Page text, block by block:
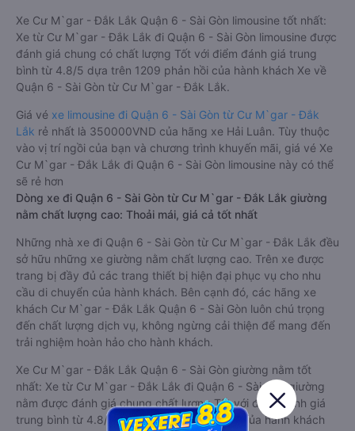
Xe Cư M`gar - Đắk Lắk Quận 6 - Sài Gòn limousine tốt nhất:
Xe từ Cư M`gar - Đắk Lắk đi Quận 6 - Sài Gòn limousine được
đánh giá chung có chất lượng Tốt với điểm đánh giá trung
bình từ 4.8/5 dựa trên 1209 phản hồi của hành khách Xe về
Quận 6 - Sài Gòn từ Cư M`gar - Đắk Lắk.
Giá vé xe limousine đi Quận 6 - Sài Gòn từ Cư M`gar - Đắk
Lắk rẻ nhất là 350000VND của hãng xe Hải Luân. Tùy thuộc
vào vị trí ngồi của bạn và chương trình khuyến mãi, giá vé Xe
Cư M`gar - Đắk Lắk đi Quận 6 - Sài Gòn limousine này có thể
sẽ rẻ hơn
Dòng xe đi Quận 6 - Sài Gòn từ Cư M`gar - Đắk Lắk giường
nằm chất lượng cao: Thoải mái, giá cả tốt nhất
Những nhà xe đi Quận 6 - Sài Gòn từ Cư M`gar - Đắk Lắk đều
sở hữu những xe giường nằm chất lượng cao. Trên xe được
trang bị đầy đủ các trang thiết bị hiện đại phục vụ cho nhu
cầu di chuyển của hành khách. Bên cạnh đó, các hãng xe
khách Cư M`gar - Đắk Lắk Quận 6 - Sài Gòn luôn chú trọng
đến chất lượng dịch vụ, không ngừng cải thiện để mang đến
trải nghiệm hoàn hảo cho hành khách.
Xe Cư M`gar - Đắk Lắk Quận 6 - Sài Gòn giường nằm tốt
nhất: Xe từ Cư M`gar - Đắk Lắk đi Quận 6 - Sài Gòn giường
nằm được đánh giá chung chất lượng Tốt với điểm đánh giá
trung bình từ 4.8/5 dựa trên 1209 phản hồi của hành khách